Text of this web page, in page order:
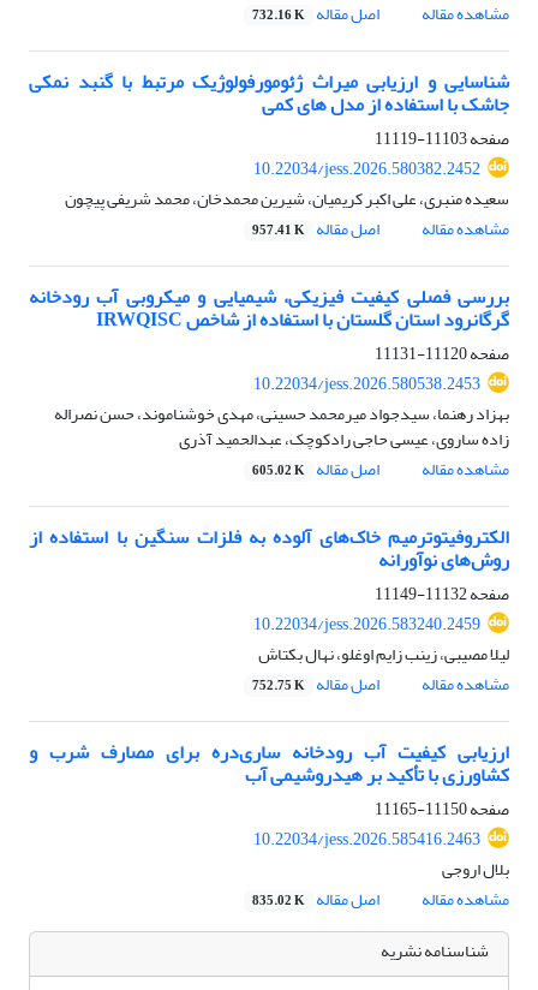
مشاهده مقاله اصل مقاله 732.16 K
شناسایی و ارزیابی میراث ژئومورفولوژیک مرتبط با گنبد نمکی
جاشک با استفاده از مدل های کمی
صفحه11103-11119
10.22034/jess.2026.580382.2452
سعیده منبری، علی اکبر کریمیان، شیرین محمدخان، محمد شریفی پیچون
مشاهده مقاله
اصل مقاله 957.41 K
بررسی فصلی کیفیت فیزیکی، شیمیایی و میکروبی آب رودخانه
گرگانرود استان گلستان با استفاده از شاخص IRWQISC
صفحه11120-11131
10.22034/jess.2026.580538.2453
بهزاد رهنما، سیدجواد میرمحمد حسینی، مهدی خوشناموند، حسن نصراله
زاده ساروی، عیسی حاجی رادکوچک، عبدالحمید آذری
مشاهده مقاله
اصل مقاله 605.02 K
الکتروفیتوترمیم خاک‌های آلوده به فلزات سنگین با استفاده از
روش‌های نوآورانه
صفحه11132-11149
10.22034/jess.2026.583240.2459
لیلا مصیبی، زینب زایم اوغلو، نهال بکتاش
مشاهده مقاله
اصل مقاله 752.75 K
ارزیابی کیفیت آب رودخانه ساری‌دره برای مصارف شرب و
کشاورزی با تأکید بر هیدروشیمی آب
صفحه11150-11165
10.22034/jess.2026.585416.2463
بلال اروجی
مشاهده مقاله
اصل مقاله 835.02 K
شناسنامه نشریه